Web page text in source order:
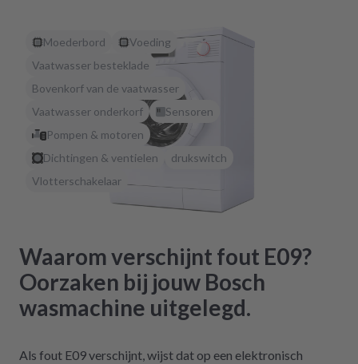
Moederbord
Voeding
Vaatwasser besteklade
Bovenkorf van de vaatwasser
Vaatwasser onderkorf
Sensoren
Pompen & motoren
Dichtingen & ventielen
drukswitch
Vlotterschakelaar
Waarom verschijnt fout E09?
Oorzaken bij jouw Bosch
wasmachine uitgelegd.
Als fout E09 verschijnt, wijst dat op een elektronisch